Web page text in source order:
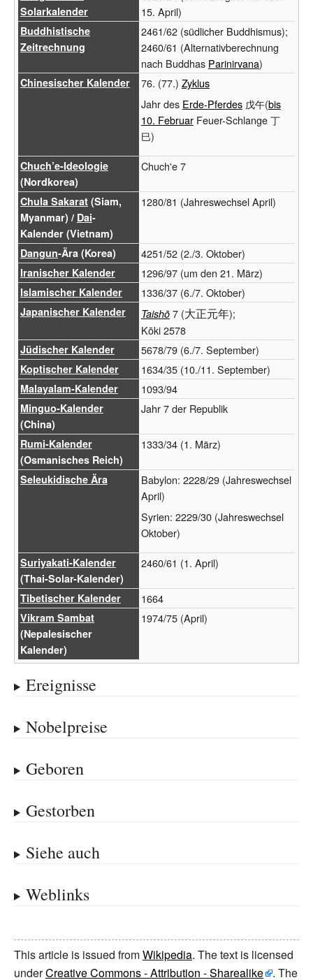
Solarkalender
15. April)
Buddhistische
Zeitrechnung
2461/62 (südlicher Buddhismus);
2460/61 (Alternativberechnung
nach Buddhas Parinirvana)
Chinesischer Kalender 76. (77.) Zyklus
Jahr des Erde-Pferdes戊午(bis
10. FebruarFeuer-Schlange 丁
巳)
Chuch’e-Ideologie
(Nordkorea)
Chuch'e 7
Chula Sakarat(Siam,
Myanmar) / Dai-
Kalender (Vietnam)
1280/81 (Jahreswechsel April)
Dangun-Ära (Korea) 4251/52 (2./3. Oktober)
Iranischer Kalender 1296/97 (um den 21. März)
Islamischer Kalender 1336/37 (6./7. Oktober)
Japanischer Kalender Taishō7 (大正元年);
Kōki 2578
Jüdischer Kalender 5678/79 (6./7. September)
Koptischer Kalender 1634/35 (10./11. September)
Malayalam-Kalender 1093/94
Minguo-Kalender
(China)
Jahr 7 der Republik
Rumi-Kalender
(Osmanisches Reich)
1333/34 (1. März)
Seleukidische Ära
Babylon: 2228/29 (Jahreswechsel
April)
Syrien: 2229/30 (Jahreswechsel
Oktober)
Suriyakati-Kalender
(Thai-Solar-Kalender)
2460/61 (1. April)
Tibetischer Kalender 1664
Vikram Sambat
(Nepalesischer
Kalender)
1974/75 (April)
Ereignisse
Nobelpreise
Geboren
Gestorben
Siehe auch
Weblinks
This article is issued fromWikipedia. The text is licensed
underCreative Commons - Attribution - Sharealike . The